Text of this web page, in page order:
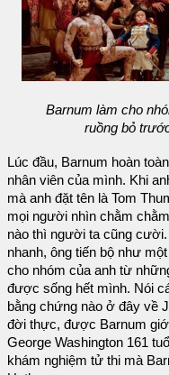
Barnum làm cho
ruồng bỏ
Lúc đầu, Barnum hoàn
nhân viên của mình. Khi
mà anh đặt tên là Tom
mọi người nhìn chằm
nào thì người ta cũng
nhanh, ông tiến bộ như
cho nhóm của anh từ
được sống hết mình. Nói
bằng chứng nào ở đây về
đời thực, được Barnum
George Washington 161
khám nghiệm tử thi mà